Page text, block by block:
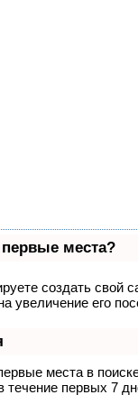
первые места?
создать свой
увеличение его
места в
течение первых 7